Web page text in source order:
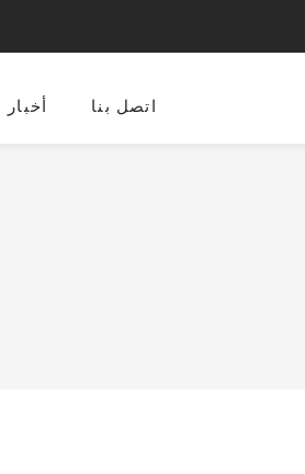
أخبار اتصل بنا